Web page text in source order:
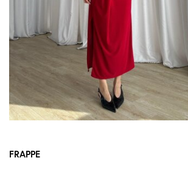
FRAPPE